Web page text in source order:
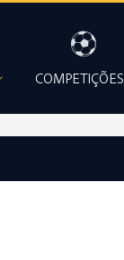
COMPETIÇÕES